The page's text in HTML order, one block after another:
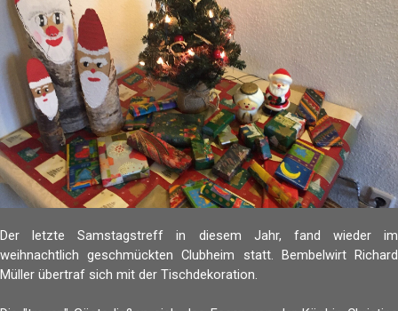
Der letzte Samstagstreff in diesem Jahr, fand wieder im
weihnachtlich geschmückten Clubheim statt. Bembelwirt Richard
Müller übertraf sich mit der Tischdekoration.